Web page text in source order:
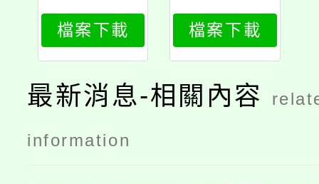
467_doc1_
attach1
檔案下載
467_doc1_
print
檔案下載
最新消息-相關內容
information